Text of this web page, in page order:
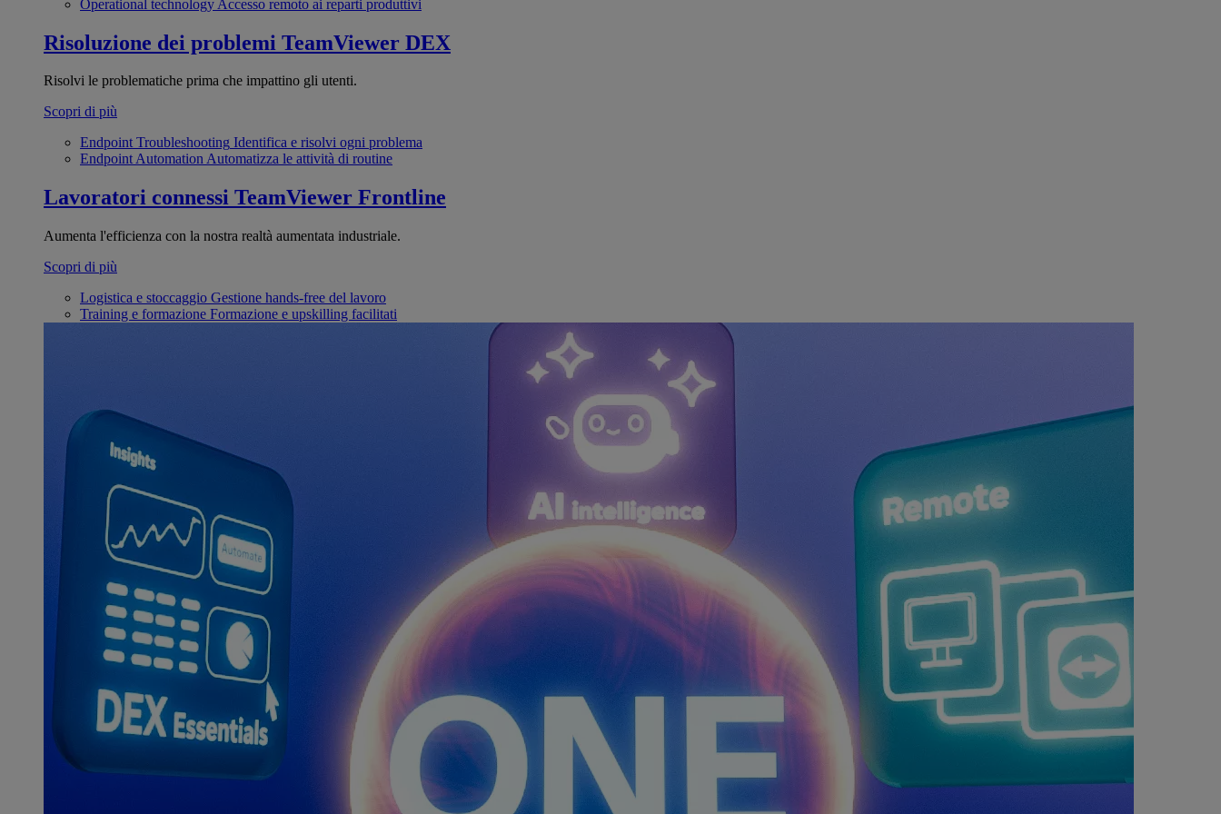
Operational technology Accesso remoto ai reparti produttivi
Risoluzione dei problemi TeamViewer DEX
Risolvi le problematiche prima che impattino gli utenti.
Scopri di più
Endpoint Troubleshooting Identifica e risolvi ogni problema
Endpoint AutomationAutomatizza le attività di routine
Lavoratori connessi TeamViewer Frontline
Aumenta l'efficienza con la nostra realtà aumentata industriale.
Scopri di più
Logistica e stoccaggio Gestione hands-free del lavoro
Training e formazione Formazione e upskilling facilitati